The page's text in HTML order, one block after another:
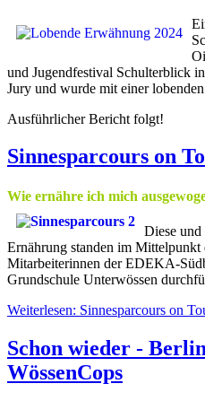
und Jugendfestival Schulterblick
Jury und wurde mit einer
Ausführlicher Bericht folgt!
Sinnesparcours on
Wie ernähre ich mich
Diese
Ernährung standen im Mittelpunkt
Mitarbeiterinnen der EDEKA-
Grundschule Unterwössen
Weiterlesen: Sinnesparcours on
Schon wieder -
WössenCops